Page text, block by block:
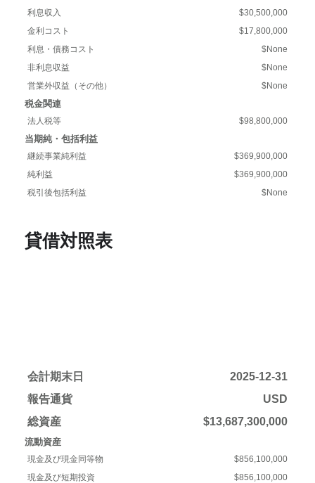
利息収入
$30,500,000
金利コスト
$17,800,000
利息・債務コスト
$None
非利息収益
$None
営業外収益（その他）
$None
税金関連
法人税等 $98,800,000
当期純・包括利益
継続事業純利益
$369,900,000
純利益
$369,900,000
税引後包括利益
$None
貸借対照表
会計期末日
2025-12-31
報告通貨
USD
総資産
$13,687,300,000
流動資産
現金及び現金同等物
$856,100,000
現金及び短期投資
$856,100,000